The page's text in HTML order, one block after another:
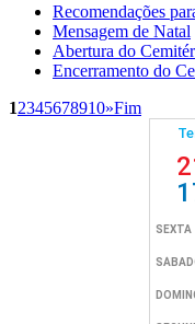
Recomendações
Mensagem de Natal
Abertura do
Encerramento do
12345678910»Fim